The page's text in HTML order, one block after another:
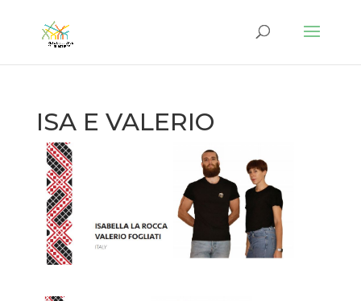
ISA E VALERIO